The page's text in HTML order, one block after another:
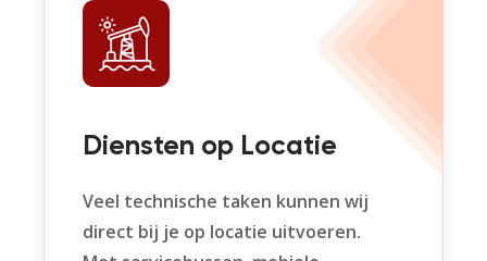
Diensten op Locatie
Veel technische taken kunnen wij
direct bij je op locatie uitvoeren.